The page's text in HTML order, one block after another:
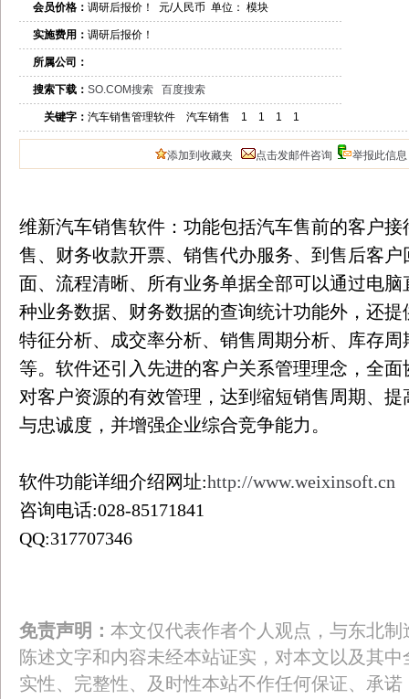
会员价格： 调研后报价！ 元/人民币 单位： 模块
实施费用： 调研后报价！
所属公司：
搜索下载： SO.COM搜索 百度搜索
关键字： 汽车销售管理软件 汽车销售 1 1 1 1
添加到收藏夹 点击发邮件咨询 举报此信息
维新汽车销售软件：功能包括汽车售前的客户
售、财务收款开票、销售代办服务、到售后客
面、流程清晰、所有业务单据全部可以通过电
种业务数据、财务数据的查询统计功能外，还
特征分析、成交率分析、销售周期分析、库存
等。软件还引入先进的客户关系管理理念，全
对客户资源的有效管理，达到缩短销售周期、
与忠诚度，并增强企业综合竞争能力。
软件功能详细介绍网址:http://www.weixinsoft.cn
咨询电话:028-85171841
QQ:317707346
免责声明： 本文仅代表作者个人观点，与东北
陈述文字和内容未经本站证实，对本文以及其
实性、完整性、及时性本站不作任何保证、承